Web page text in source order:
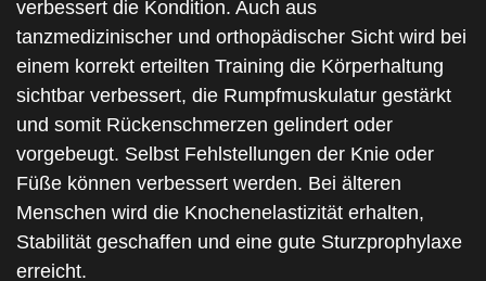
verbessert die Kondition. Auch aus
tanzmedizinischer und orthopädischer Sicht wird bei
einem korrekt erteilten Training die Körperhaltung
sichtbar verbessert, die Rumpfmuskulatur gestärkt
und somit Rückenschmerzen gelindert oder
vorgebeugt. Selbst Fehlstellungen der Knie oder
Füße können verbessert werden. Bei älteren
Menschen wird die Knochenelastizität erhalten,
Stabilität geschaffen und eine gute Sturzprophylaxe
erreicht.